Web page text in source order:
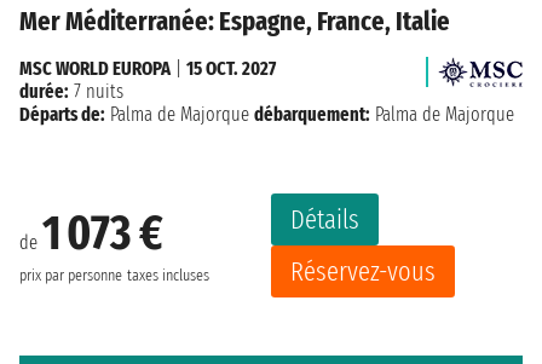
Mer Méditerranée: Espagne, France, Italie
de 1 073 €
prix par personne taxes incluses
Détails
Réservez-vous
MSC WORLD EUROPA
15 OCT. 2027
durée: 7 nuits
Départs de: Palma de Majorque débarquement: Palma de Majorque